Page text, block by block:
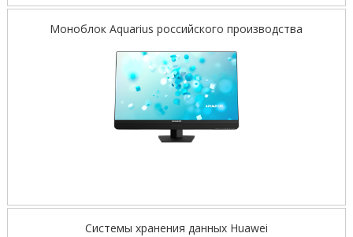
Моноблок Aquarius российского производства
Системы хранения данных Huawei